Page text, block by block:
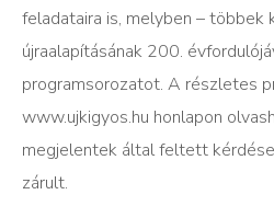
feladataira is, melyben –
újraalapításának 200.
programsorozatot. A részletes
www.ujkigyos.hu honlapon
megjelentek által feltett
zárult.